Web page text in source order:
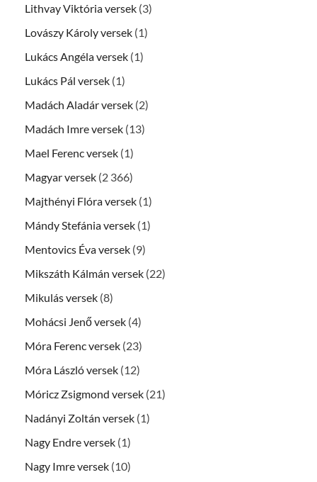
Lithvay Viktória versek (3)
Lovászy Károly versek (1)
Lukács Angéla versek (1)
Lukács Pál versek (1)
Madách Aladár versek (2)
Madách Imre versek (13)
Mael Ferenc versek (1)
Magyar versek (2 366)
Majthényi Flóra versek (1)
Mándy Stefánia versek (1)
Mentovics Éva versek (9)
Mikszáth Kálmán versek (22)
Mikulás versek (8)
Mohácsi Jenő versek (4)
Móra Ferenc versek (23)
Móra László versek (12)
Móricz Zsigmond versek (21)
Nadányi Zoltán versek (1)
Nagy Endre versek (1)
Nagy Imre versek (10)